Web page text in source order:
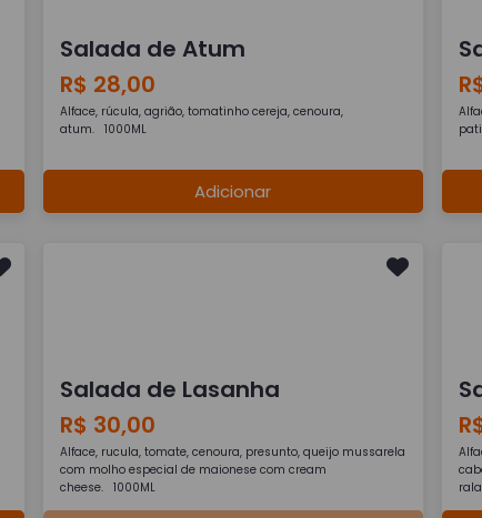
Salada de Atum
R$ 28,00
Alface, rúcula, agrião, tomatinho cereja, cenoura,
atum. 1000ML
Adicionar
Salada de Lasanha
R$ 30,00
Alface, rucula, tomate, cenoura, presunto, queijo mussarela
com molho especial de maionese com cream
cheese. 1000ML